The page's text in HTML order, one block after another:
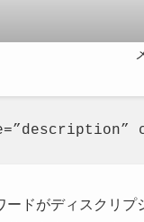
ードがディスクリ